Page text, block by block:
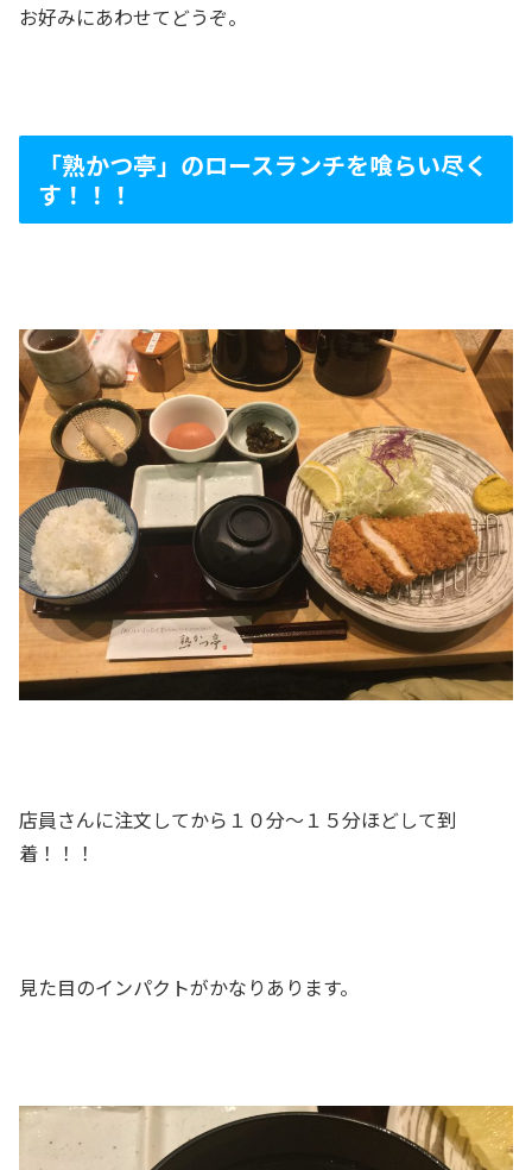
お好みにあわせてどうぞ。
「熟かつ亭」のロースランチを喰らい尽く
す！！！
店員さんに注文してから１０分～１５分ほどして到
着！！！
見た目のインパクトがかなりあります。